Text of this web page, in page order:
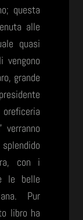
questa
alle
quasi
vengono
grande
verranno
splendido
con i
le belle
Pur
libro ha